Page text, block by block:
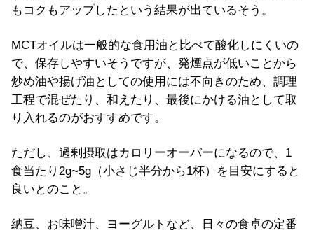
もコクもアップしたという結果が出ているそう。
MCTオイルは一般的な食用油と比べて酸化しにくいの
で、保存しやすいそうですが、発煙点が低いことから
炒め油や揚げ油としての使用には不向きのため、調理
工程で混ぜたり、和えたり、最後にかける油として取
り入れるのがおすすめです。
ただし、過剰摂取はカロリーオーバーになるので、1
食当たり2g~5g（小さじ半分から1杯）を目安にすると
良いとのこと。
納豆、お味噌汁、ヨーグルトなど、日々の食卓の定番